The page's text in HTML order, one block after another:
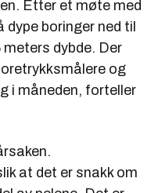
Etter et møte med
dype boringer ned til
dybde. Der
og
i måneden, forteller
at det er snakk om